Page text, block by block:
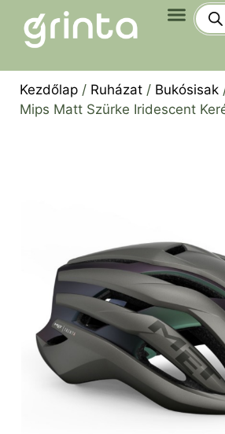
Kezdőlap / Ruházat / Bukósisak
Mips Matt Szürke Iridescent